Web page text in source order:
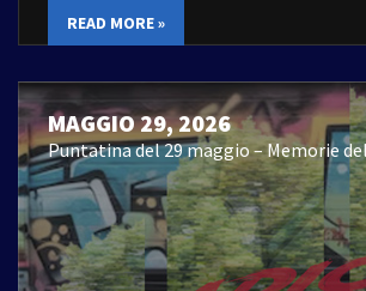
READ MORE »
MAGGIO 29, 2026
Puntatina del 29 maggio – Memorie